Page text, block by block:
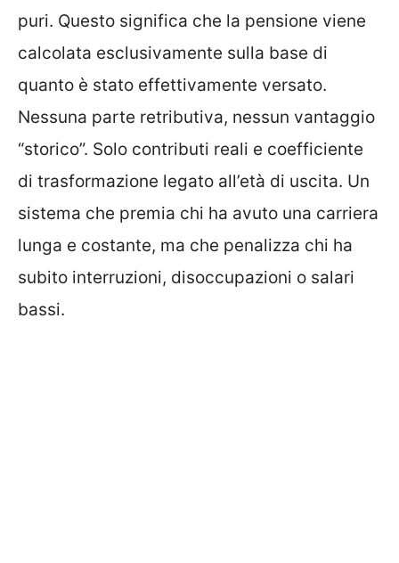
puri. Questo significa che la pensione viene
calcolata esclusivamente sulla base di
quanto è stato effettivamente versato.
Nessuna parte retributiva, nessun vantaggio
“storico”. Solo contributi reali e coefficiente
di trasformazione legato all’età di uscita. Un
sistema che premia chi ha avuto una carriera
lunga e costante, ma che penalizza chi ha
subito interruzioni, disoccupazioni o salari
bassi.